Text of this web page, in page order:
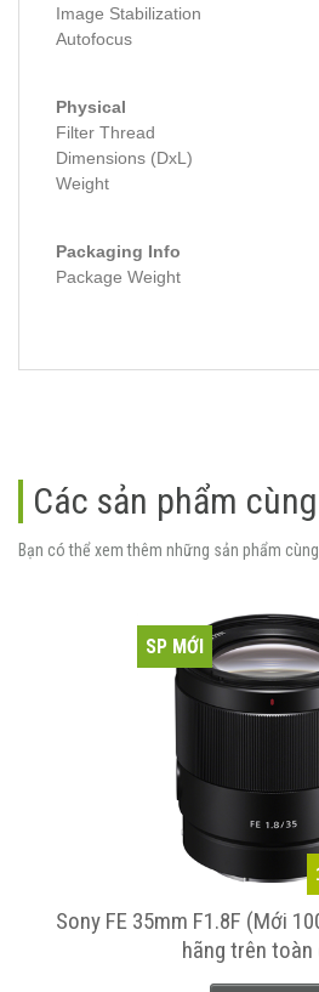
Image Stabilization
Autofocus
Physical
Filter Thread
Dimensions (DxL)
Weight
Packaging Info
Package Weight
Các sản phẩm
SP MỚI
Sony FE 35mm F1.8F (Mới
hãng trên toàn